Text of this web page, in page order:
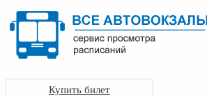
Купить билет